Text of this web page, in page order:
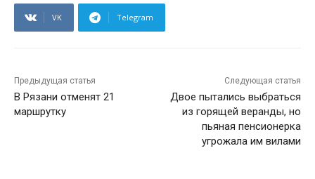
VK Telegram
Предыдущая статья
В Рязани отменят 21
маршрутку
Следующая статья
Двое пытались выбраться
из горящей веранды, но
пьяная пенсионерка
угрожала им вилами